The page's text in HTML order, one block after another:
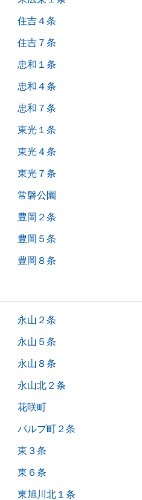
住吉４条
住吉７条
忠和１条
忠和４条
忠和７条
東光１条
東光４条
東光７条
常磐公園
豊岡２条
豊岡５条
豊岡８条
永山２条
永山５条
永山８条
永山北２条
花咲町
パルプ町２条
東３条
東６条
東旭川北１条